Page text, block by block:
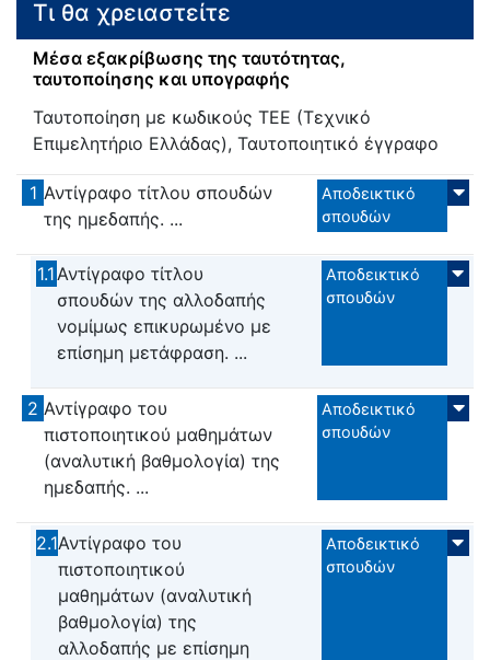
Τι θα χρειαστείτε
Μέσα εξακρίβωσης της ταυτότητας,
ταυτοποίησης και υπογραφής
Ταυτοποίηση με κωδικούς ΤΕΕ (Τεχνικό
Επιμελητήριο Ελλάδας), Ταυτοποιητικό έγγραφο
1 Αντίγραφο τίτλου σπουδών
της ημεδαπής. ...
Αποδεικτικό
σπουδών
1.1Αντίγραφο τίτλου
σπουδών της αλλοδαπής
νομίμως επικυρωμένο με
επίσημη μετάφραση. ...
Αποδεικτικό
σπουδών
2 Αντίγραφο του
πιστοποιητικού μαθημάτων
(αναλυτική βαθμολογία) της
ημεδαπής. ...
Αποδεικτικό
σπουδών
2.1Αντίγραφο του
πιστοποιητικού
μαθημάτων (αναλυτική
βαθμολογία) της
αλλοδαπής με επίσημη
Αποδεικτικό
σπουδών